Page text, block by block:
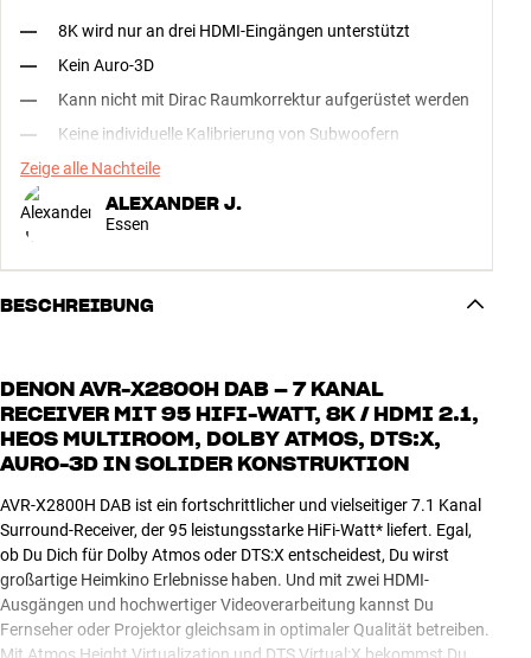
8K wird nur an drei HDMI-Eingängen unterstützt
Kein Auro-3D
Kann nicht mit Dirac Raumkorrektur aufgerüstet werden
Keine individuelle Kalibrierung von Subwoofern
Zeige alle Nachteile
ALEXANDER J.
Essen
BESCHREIBUNG
DENON AVR-X2800H DAB – 7 KANAL
RECEIVER MIT 95 HIFI-WATT, 8K / HDMI 2.1,
HEOS MULTIROOM, DOLBY ATMOS, DTS:X,
AURO-3D IN SOLIDER KONSTRUKTION
AVR-X2800H DAB ist ein fortschrittlicher und vielseitiger 7.1 Kanal
Surround-Receiver, der 95 leistungsstarke HiFi-Watt* liefert. Egal,
ob Du Dich für Dolby Atmos oder DTS:X entscheidest, Du wirst
großartige Heimkino Erlebnisse haben. Und mit zwei HDMI-
Ausgängen und hochwertiger Videoverarbeitung kannst Du
Fernseher oder Projektor gleichsam in optimaler Qualität betreiben.
Mit Atmos Height Virtualization und DTS Virtual:X bekommst Du